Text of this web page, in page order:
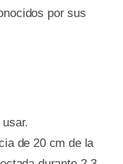
por sus
de 20 cm de la